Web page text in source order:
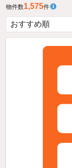
物件数1,575件